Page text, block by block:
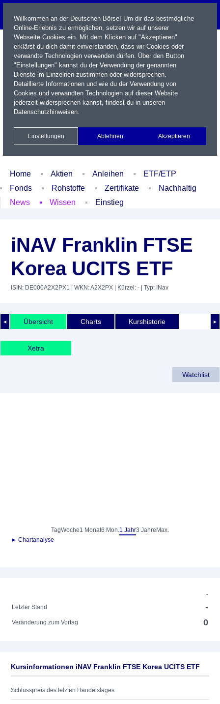
Name / WKN / ISIN / Kürzel
Xetra Realtime
Watchlist Portfolio Login
Home Aktien Anleihen
ETF/ETP
Fonds
Rohstoffe Zertifikate
Nachhaltig
News
Wissen Einstieg
iNAV Franklin FTSE
Korea UCITS ETF
ISIN: DE000A2X2PX1 | WKN: A2X2PX | Kürzel: - | Typ: INav
◄ ►
Übersicht Charts Kurshistorie
Xetra
Watchlist
TagWoche1 Monat6 Mon.1 Jahr3 Jahre Max.
► Chartanalyse
-
Letzter Stand
-
Veränderung zum Vortag 0
Kursinformationen iNAV Franklin FTSE Korea UCITS ETF
Schlusspreis des letzten Handelstages
Willkommen an der Deutschen Börse! Um dir das bestmögliche
Online-Erlebnis zu ermöglichen, setzen wir auf unserer
Webseite Cookies ein. Mit dem Klicken auf "Akzeptieren"
erklärst du dich damit einverstanden, dass wir Cookies oder
verwandte Technologien verwenden dürfen. Über den Button
"Einstellungen" kannst du der Verwendung der genannten
Dienste im Einzelnen zustimmen oder widersprechen.
Detaillierte Informationen und wie du der Verwendung von
Cookies und verwandten Technologien auf dieser Website
jederzeit widersprechen kannst, findest du in unseren
Datenschutzhinweisen.
Einstellungen Ablehnen Akzeptieren